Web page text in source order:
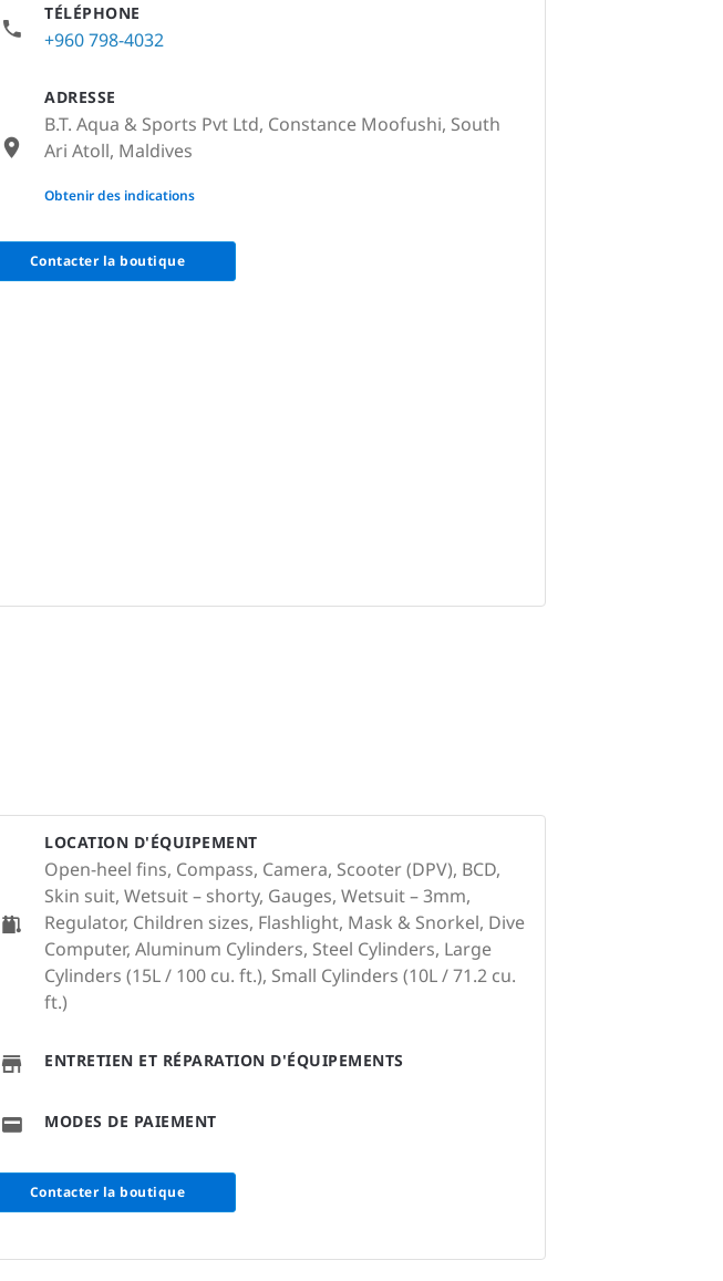
TÉLÉPHONE
+960 798-4032
ADRESSE
B.T. Aqua & Sports Pvt Ltd, Constance Moofushi, South
Ari Atoll, Maldives
None
Obtenir des indications
Contacter la boutique
LOCATION D'ÉQUIPEMENT
Open-heel fins, Compass, Camera, Scooter (DPV), BCD,
Skin suit, Wetsuit – shorty, Gauges, Wetsuit – 3mm,
Regulator, Children sizes, Flashlight, Mask & Snorkel, Dive
Computer, Aluminum Cylinders, Steel Cylinders, Large
Cylinders (15L / 100 cu. ft.), Small Cylinders (10L / 71.2 cu.
ft.)
ENTRETIEN ET RÉPARATION D'ÉQUIPEMENTS
MODES DE PAIEMENT
Contacter la boutique